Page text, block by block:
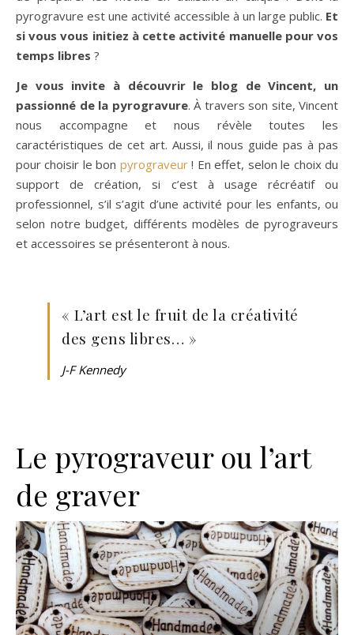
pyrogravure est une activité accessible à un large public. Et
si vous vous initiez à cette activité manuelle pour vos
temps libres ?
Je vous invite à découvrir le blog de Vincent, un
passionné de la pyrogravure. À travers son site, Vincent
nous accompagne et nous révèle toutes les
caractéristiques de cet art. Aussi, il nous guide pas à pas
pour choisir le bon pyrograveur! En effet, selon le choix du
support de création, si c’est à usage récréatif ou
professionnel, s’il s’agit d’une activité pour les enfants, ou
selon notre budget, différents modèles de pyrograveurs
et accessoires se présenteront à nous.
« L’art est le fruit de la créativité
des gens libres… »
J-F Kennedy
Le pyrograveur ou l’art
de graver